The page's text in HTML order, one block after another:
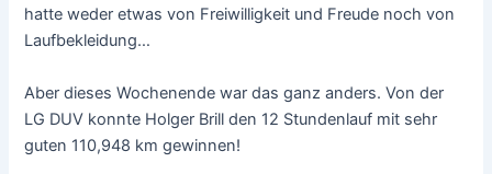
hatte weder etwas von Freiwilligkeit und Freude noch von
Laufbekleidung…
Aber dieses Wochenende war das ganz anders. Von der
LG DUV konnte Holger Brill den 12 Stundenlauf mit sehr
guten 110,948 km gewinnen!